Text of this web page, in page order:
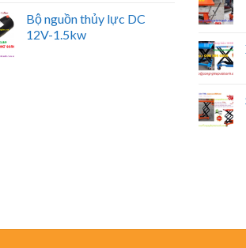
Bộ nguồn thủy lực DC
12V-1.5kw